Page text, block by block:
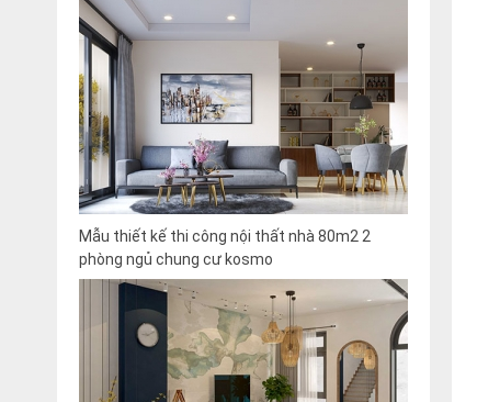
Mẫu thiết kế thi công nội thất nhà 80m2 2
phòng ngủ chung cư kosmo